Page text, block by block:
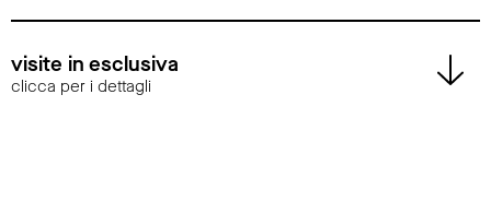
visite in esclusiva
clicca per i dettagli